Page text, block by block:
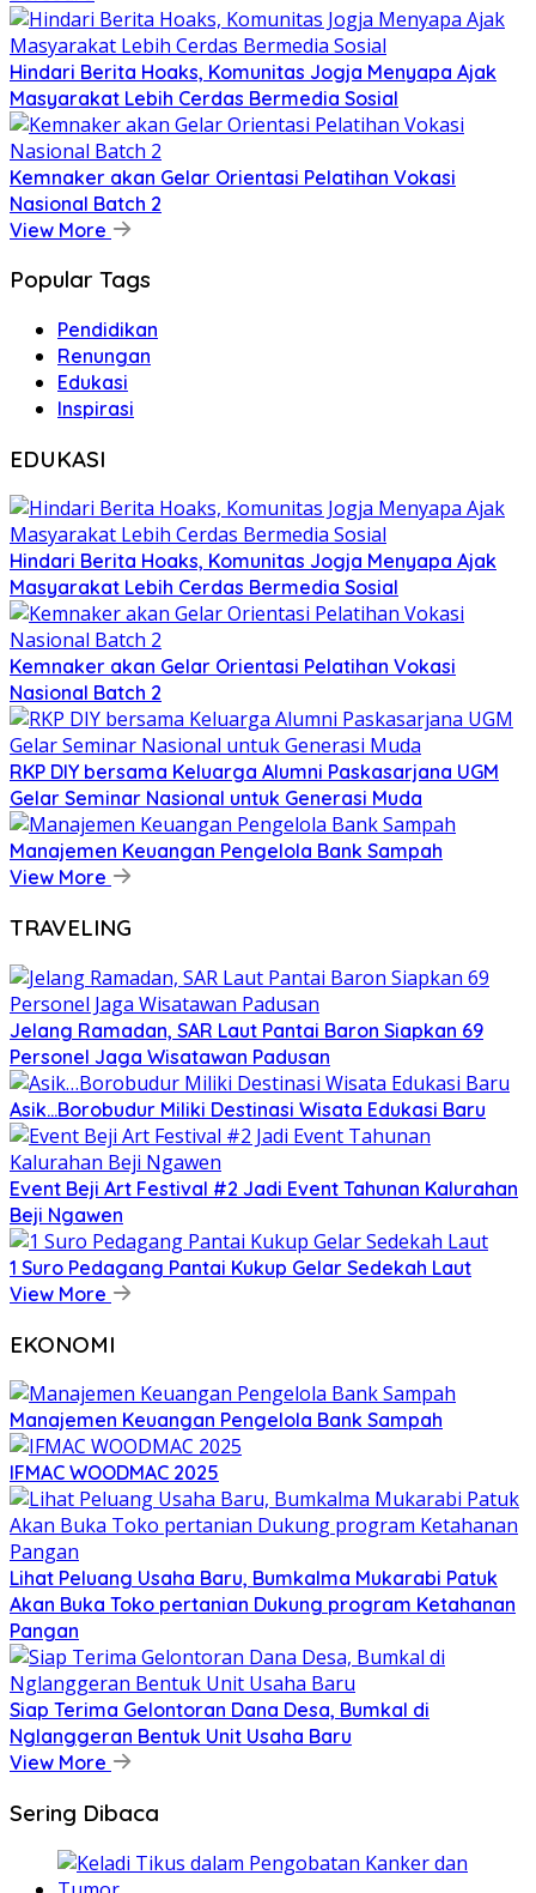
Hindari Berita Hoaks, Komunitas Jogja Menyapa Ajak
Masyarakat Lebih Cerdas Bermedia Sosial
Kemnaker akan Gelar Orientasi Pelatihan Vokasi
Nasional Batch 2
View More
Popular Tags
Pendidikan
Renungan
Edukasi
Inspirasi
EDUKASI
Hindari Berita Hoaks, Komunitas Jogja Menyapa Ajak
Masyarakat Lebih Cerdas Bermedia Sosial
Kemnaker akan Gelar Orientasi Pelatihan Vokasi
Nasional Batch 2
RKP DIY bersama Keluarga Alumni Paskasarjana UGM
Gelar Seminar Nasional untuk Generasi Muda
Manajemen Keuangan Pengelola Bank Sampah
View More
TRAVELING
Jelang Ramadan, SAR Laut Pantai Baron Siapkan 69
Personel Jaga Wisatawan Padusan
Asik…Borobudur Miliki Destinasi Wisata Edukasi Baru
Event Beji Art Festival #2 Jadi Event Tahunan Kalurahan
Beji Ngawen
1 Suro Pedagang Pantai Kukup Gelar Sedekah Laut
View More
EKONOMI
Manajemen Keuangan Pengelola Bank Sampah
IFMAC WOODMAC 2025
Lihat Peluang Usaha Baru, Bumkalma Mukarabi Patuk
Akan Buka Toko pertanian Dukung program Ketahanan
Pangan
Siap Terima Gelontoran Dana Desa, Bumkal di
Nglanggeran Bentuk Unit Usaha Baru
View More
Sering Dibaca